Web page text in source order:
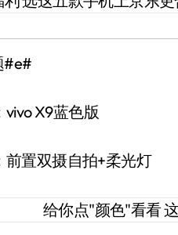
#e#
X9蓝色版
前置双摄自拍+柔光灯